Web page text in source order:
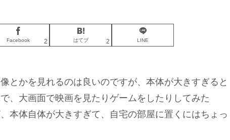
Facebook 2 はてブ 2 LINE
とかを見れるのは良いのですが、本体が大きすぎると
、大画面で映画を見たりゲームをしたりしてみた
本体自体が大きすぎて、自宅の部屋に置くにはちょっ